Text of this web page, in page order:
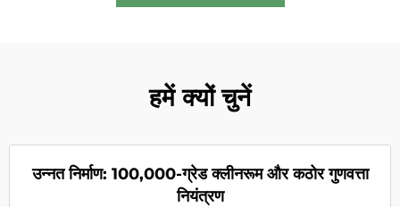
हमें क्यों चुनें
उन्नत निर्माण: 100,000-ग्रेड क्लीनरूम और कठोर गुणवत्ता
नियंत्रण